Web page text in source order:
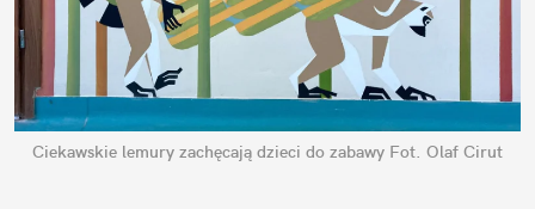
Ciekawskie lemury zachęcają dzieci do zabawy Fot. Olaf Cirut